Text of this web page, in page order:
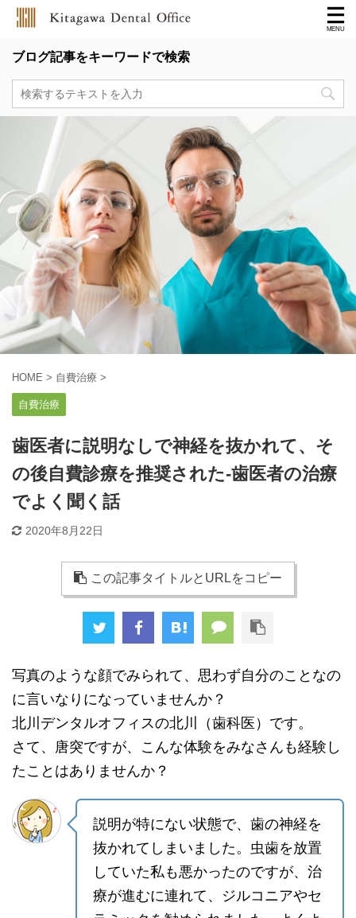
ブログ記事をキーワードで検索
HOME > 自費治療 >
自費治療
歯医者に説明なしで神経を抜かれて、そ
の後自費診療を推奨された-歯医者の治療
でよく聞く話
2020年8月22日
この記事タイトルとURLをコピー
写真のような顔でみられて、思わず自分のことなの
に言いなりになっていませんか？
北川デンタルオフィスの北川（歯科医）です。
さて、唐突ですが、こんな体験をみなさんも経験し
たことはありませんか？
説明が特にない状態で、歯の神経を
抜かれてしまいました。虫歯を放置
していた私も悪かったのですが、治
療が進むに連れて、ジルコニアやセ